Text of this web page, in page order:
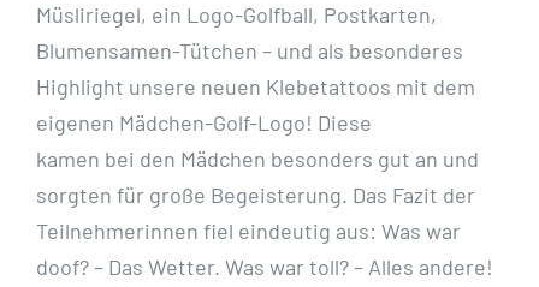
Müsliriegel, ein Logo-Golfball, Postkarten,
Blumensamen-Tütchen – und als besonderes
Highlight unsere neuen Klebetattoos mit dem
eigenen Mädchen-Golf-Logo! Diese
kamen bei den Mädchen besonders gut an und
sorgten für große Begeisterung. Das Fazit der
Teilnehmerinnen fiel eindeutig aus: Was war
doof? – Das Wetter. Was war toll? – Alles andere!